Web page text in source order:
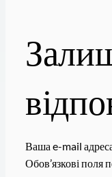
Ваша e-mail
Обов’язкові поля